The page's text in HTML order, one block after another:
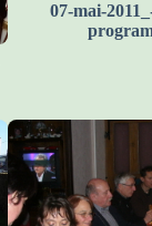
07-mai-